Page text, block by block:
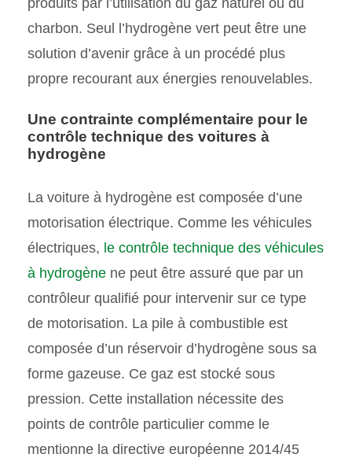
charbon. Seul l’hydrogène vert peut être une
solution d’avenir grâce à un procédé plus
propre recourant aux énergies renouvelables.
Une contrainte complémentaire pour le
contrôle technique des voitures à
hydrogène
La voiture à hydrogène est composée d’une
motorisation électrique. Comme les véhicules
électriques, le contrôle technique des véhicules
à hydrogène ne peut être assuré que par un
contrôleur qualifié pour intervenir sur ce type
de motorisation. La pile à combustible est
composée d’un réservoir d’hydrogène sous sa
forme gazeuse. Ce gaz est stocké sous
pression. Cette installation nécessite des
points de contrôle particulier comme le
mentionne la directive européenne 2014/45